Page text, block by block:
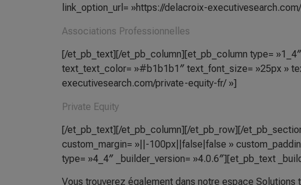
link_option_url= »https://delacroix-
Associations Professionnelles
[/et_pb_text][/et_pb_column][et_pb_column type=
text_text_color= »#b1b1b1″ text_font_size= »25px »
executivesearch.com/private-equity-fr/ »]
Private Equity
[/et_pb_text][/et_pb_column][/et_pb_row][/
custom_margin= »||-100px||false|false »
type= »4_4″ _builder_version= »4.0.6″][et_pb_text
Vous trouverez également dans notre espace